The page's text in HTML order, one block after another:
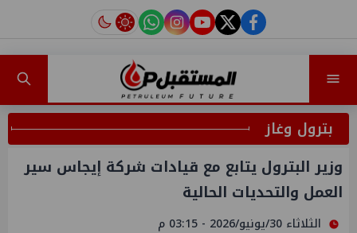
facebook
twitter
youtube
instagram
tiktok
بترول وغاز
وزير البترول يتابع مع قيادات شركة إيجاس سير
العمل والتحديات الحالية
الثلاثاء 30/يونيو/2026 - 03:15 م